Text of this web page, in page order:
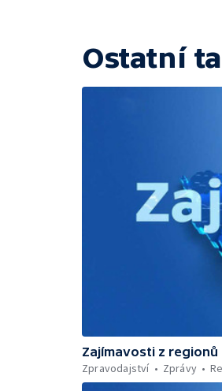
Ostatní
Zajímavosti z regionů
Zpravodajství
Zprávy